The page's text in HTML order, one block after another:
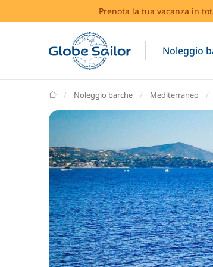
Prenota la tua vacanza in
Noleggio
GlobeSailor
Noleggio barche Mediterraneo